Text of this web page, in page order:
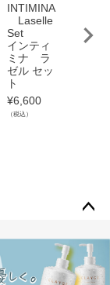
INTIMINA
Laselle
Set
インティ
ミナ ラ
ゼル セッ
ト
¥6,600
（税込）
クモー
ョン
ジト
ップ
へ